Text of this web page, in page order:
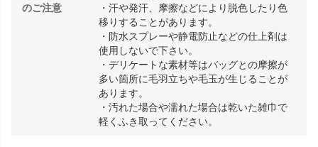
のご注意
・汗や発汗、摩擦などにより脱色したり色
移りすることがあります。
・防水スプレーや静電防止などの仕上剤は
使用しないで下さい。
・デリケートな素材等はバッグとの摩擦が
多い箇所に毛羽立ちや毛玉が生じることが
あります。
・汚れた場合や濡れた場合は乾いた雑巾で
軽くふき取ってください。